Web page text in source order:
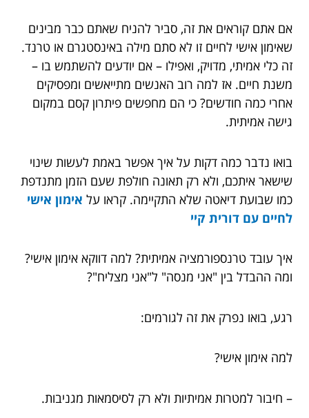
אם אתם קוראים את זה, סביר להניח שאתם כבר מבינים
שאימון אישי לחיים זו לא סתם מילה באינסטגרם או טרנד.
זה כלי אמיתי, מדויק, ואפילו – אם יודעים להשתמש בו –
משנת חיים. אז למה רוב האנשים מתייאשים ומפסיקים
אחרי כמה חודשים? כי הם מחפשים פיתרון קסם במקום
גישה אמיתית.
בואו נדבר כמה דקות על איך אפשר באמת לעשות שינוי
שישאר איתכם, ולא רק תאונה חולפת שעם הזמן מתנדפת
כמו שבועת דיאטה שלא התקיימה. קראו על אימון אישי
לחיים עם דורית קיי
איך עובד טרנספורמציה אמיתית? למה דווקא אימון אישי?
ומה ההבדל בין "אני מנסה" ל"אני מצליח"?
רגע, בואו נפרק את זה לגורמים:
למה אימון אישי?
– חיבור למטרות אמיתיות ולא רק לסיסמאות מגניבות.